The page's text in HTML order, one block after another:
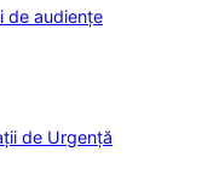
de audiențe
de Urgență